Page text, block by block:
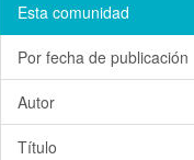
Esta comunidad
Por fecha de publicación
Autor
Título